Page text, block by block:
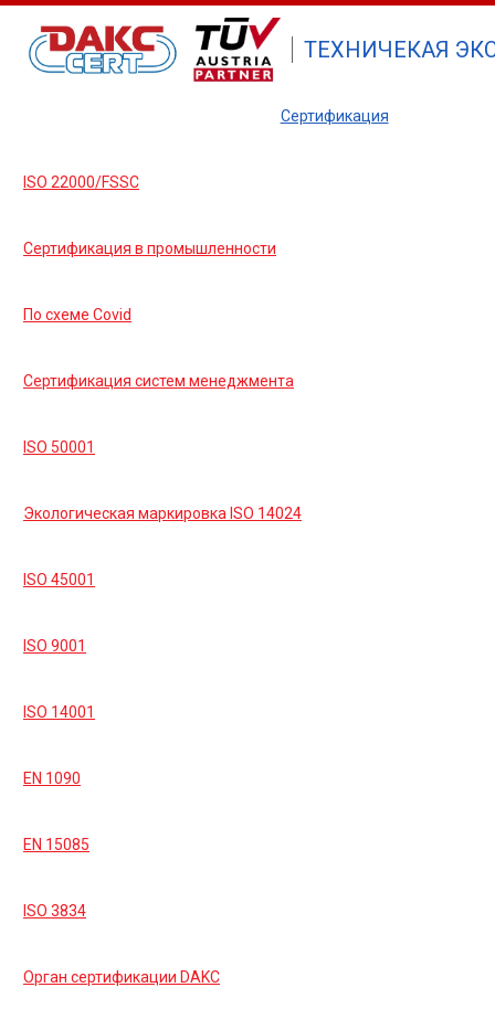
ТЕХНИЧЕКАЯ
Сертификация
ISO 22000/FSSC
Сертификация в промышленности
По схеме Covid
Сертификация систем менеджмента
ISO 50001
Экологическая маркировка ISO 14024
ISO 45001
ISO 9001
ISO 14001
EN 1090
EN 15085
ISO 3834
Орган сертификации DAKC